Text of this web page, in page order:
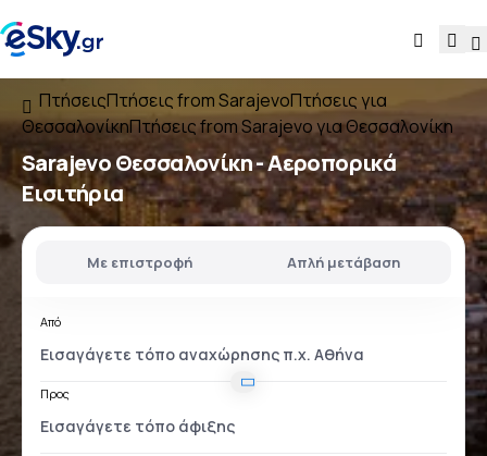
ΠτήσειςΠτήσεις from SarajevoΠτήσεις για
ΘεσσαλονίκηΠτήσεις from Sarajevo για Θεσσαλονίκη
Sarajevo Θεσσαλονίκη- Αεροπορικά
Εισιτήρια
Με επιστροφή Απλή μετάβαση
Από
Προς